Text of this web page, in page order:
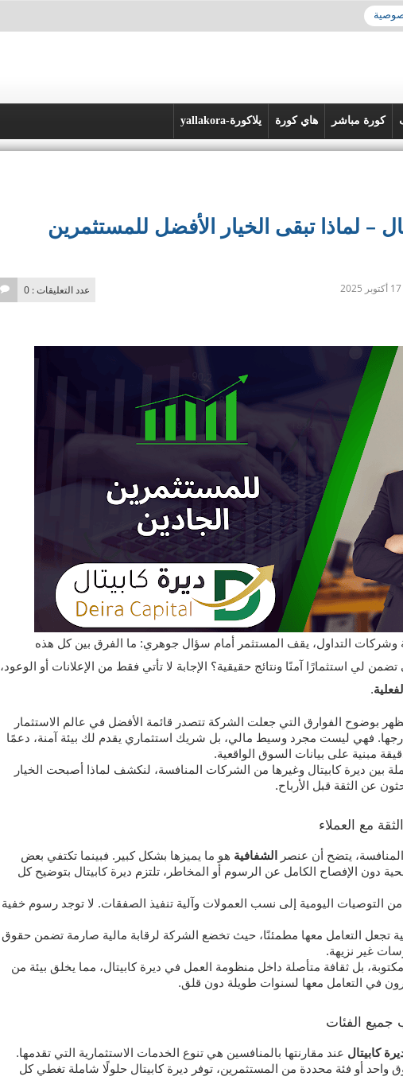
كورة مباشر هاي كورة يلاكورة-yallakora
– لماذا تبقى الخيار الأفضل للمستثمرين
عدد التعليقات : 0
التداول، يقف المستثمر أمام سؤال جوهري: ما الفرق بين كل هذه
لي استثمارًا آمنًا ونتائج حقيقية؟ الإجابة لا تأتي فقط من الإعلانات أو الوعود،
.
بوضوح الفوارق التي جعلت الشركة تتصدر قائمة الأفضل في عالم الاستثمار
فهي ليست مجرد وسيط مالي، بل شريك استثماري يقدم لك بيئة آمنة، دعمًا
مبنية على بيانات السوق الواقعية.
بين ديرة كابيتال وغيرها من الشركات المنافسة، لنكشف لماذا أصبحت الخيار
عن الثقة قبل الأرباح.
مع العملاء
يتضح أن عنصر الشفافية هو ما يميزها بشكل كبير. فبينما تكتفي بعض
دون الإفصاح الكامل عن الرسوم أو المخاطر، تلتزم ديرة كابيتال بتوضيح كل
التوصيات اليومية إلى نسب العمولات وآلية تنفيذ الصفقات. لا توجد رسوم خفية
تجعل التعامل معها مطمئنًا، حيث تخضع الشركة لرقابة مالية صارمة تضمن حقوق
غير نزيهة.
بل ثقافة متأصلة داخل منظومة العمل في ديرة كابيتال، مما يخلق بيئة من
في التعامل معها لسنوات طويلة دون قلق.
جميع الفئات
كابيتال عند مقارنتها بالمنافسين هي تنوع الخدمات الاستثمارية التي تقدمها.
أو فئة محددة من المستثمرين، توفر ديرة كابيتال حلولًا شاملة تغطي كل